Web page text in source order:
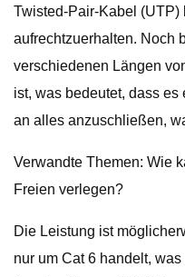
Twisted-Pair-Kabel (UTP)
aufrechtzuerhalten. Noch
verschiedenen Längen
ist, was bedeutet, dass
an alles anzuschließen,
Verwandte Themen: Wie
Freien verlegen?
Die Leistung ist
nur um Cat 6 handelt,